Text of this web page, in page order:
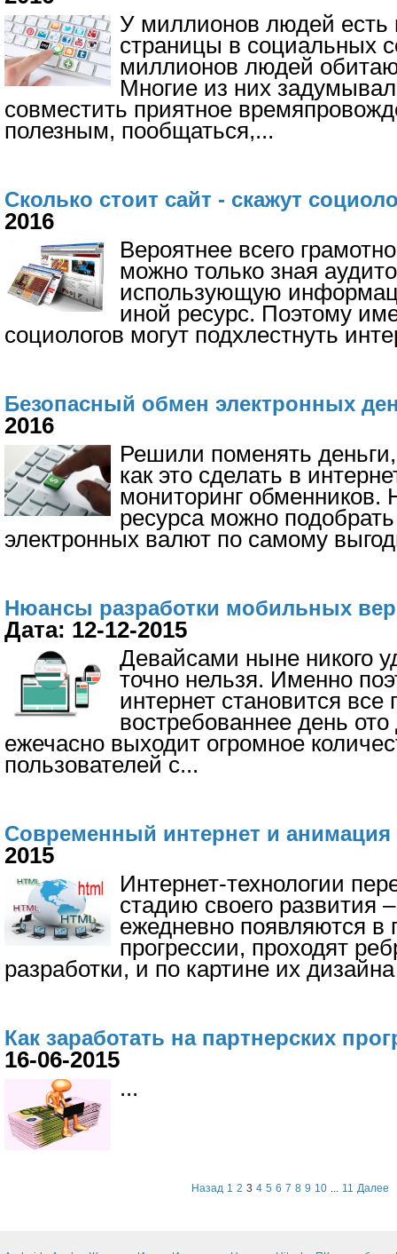
У миллионов людей есть
страницы в социальных
миллионов людей
Многие из них
совместить приятное
полезным, пообщаться,...
Сколько стоит сайт - скажут
2016
Вероятнее всего
можно только зная
использующую
иной ресурс. Поэтому
социологов могут подхлестнуть
Безопасный обмен электронных
2016
Решили поменять
как это сделать в
мониторинг обменников.
ресурса можно
электронных валют по самому
Нюансы разработки мобильных
Дата: 12-12-2015
Девайсами ныне никого
точно нельзя. Именно
интернет становится все
востребованнее день
ежечасно выходит огромное
пользователей с...
Современный интернет и анимация
2015
Интернет-технологии
стадию своего развития
ежедневно появляются в
прогрессии, проходят
разработки, и по картине их
Как заработать на партнерских
16-06-2015
...
Назад 1 2 3 4 5 6 7 8 9 10 ... 11 Далее